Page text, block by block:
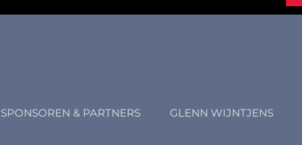
SPONSOREN & PARTNERS GLENN WIJNTJENS